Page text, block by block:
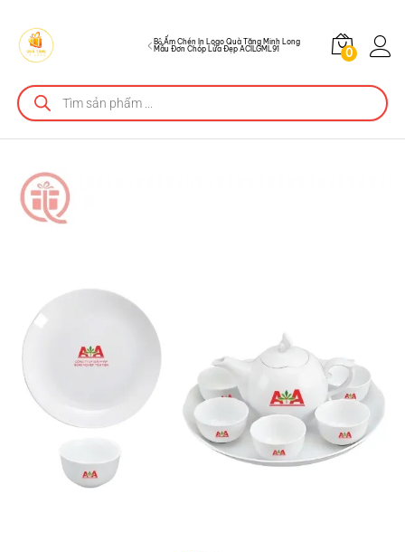
Bộ Ấm Chén In Logo Quà Tặng Minh Long
Mẫu Đơn Chóp Lửa Đẹp ACILGML91
0
Mô tả sản phẩm